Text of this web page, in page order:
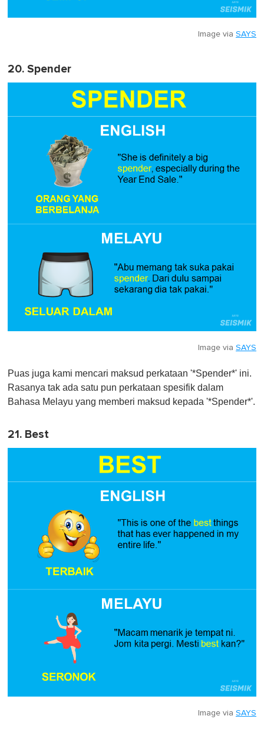
Image via SAYS
20. Spender
Image via SAYS
Puas juga kami mencari maksud perkataan '*Spender*' ini.
Rasanya tak ada satu pun perkataan spesifik dalam
Bahasa Melayu yang memberi maksud kepada '*Spender*'.
21. Best
Image via SAYS